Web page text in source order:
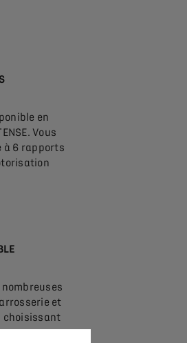
en
Vous
à 6 rapports
nombreuses
et
choisissant